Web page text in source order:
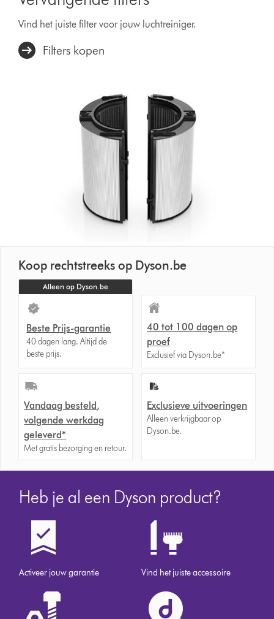
Vind het juiste filter voor jouw luchtreiniger.
Filters kopen
Koop rechtstreeks op Dyson.be
Alleen op Dyson.be
Beste Prijs-garantie
40 dagen lang. Altijd de
beste prijs.
40 tot 100 dagen op
proef
Exclusief via Dyson.be*
Vandaag besteld,
volgende werkdag
geleverd*
Met gratis bezorging en retour.
Exclusieve uitvoeringen
Alleen verkrijgbaar op
Dyson.be.
Heb je al een Dyson product?
Activeer jouw garantie Vind het juiste accessoire